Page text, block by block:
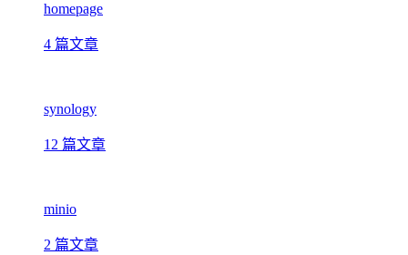
homepage
4 篇文章
synology
12 篇文章
minio
2 篇文章